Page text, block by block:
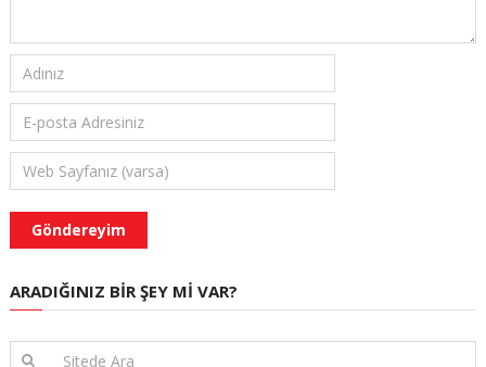
ARADIĞINIZ BIR ŞEY MI VAR?